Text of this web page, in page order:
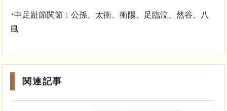
･中足趾節関節：公孫、太衝、衝陽、足臨泣、然谷、八
風
関連記事